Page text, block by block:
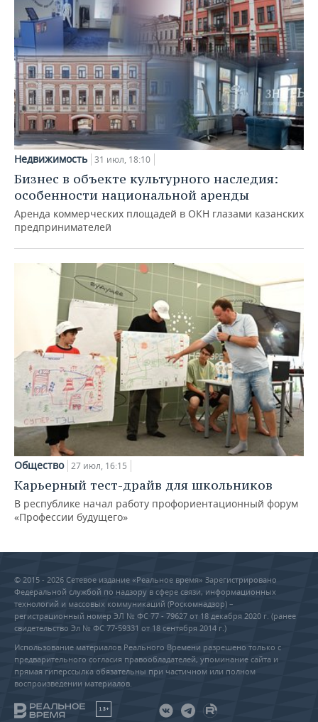
Недвижимость 31 июл, 18:10
Бизнес в объекте культурного наследия:
особенности национальной аренды
Аренда коммерческих площадей в ОКН глазами казанских
предпринимателей
Общество 27 июл, 16:15
Карьерный тест-драйв для школьников
В республике начал работу профориентационный форум
«Профессии будущего»
© 2015 - 2026 Сетевое издание «Реальное время» Зарегистрировано
Федеральной службой по надзору в сфере связи, информационных
технологий и массовых коммуникаций (Роскомнадзор) –
регистрационный номер ЭЛ № ФС 77 - 79627 от 18 декабря 2020 г. (ранее
свидетельство Эл № ФС 77-59331 от 18 сентября 2014 г.)
Использование материалов Реального Времени разрешено только с
предварительного согласия правообладателей, упоминание сайта и
прямая гиперссылка обязательны при частичном или полном
воспроизведении материалов.
18+